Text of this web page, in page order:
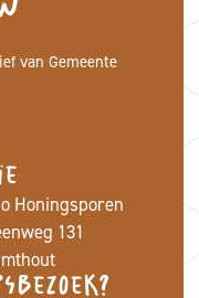
van Gemeente
Honingsporen
131